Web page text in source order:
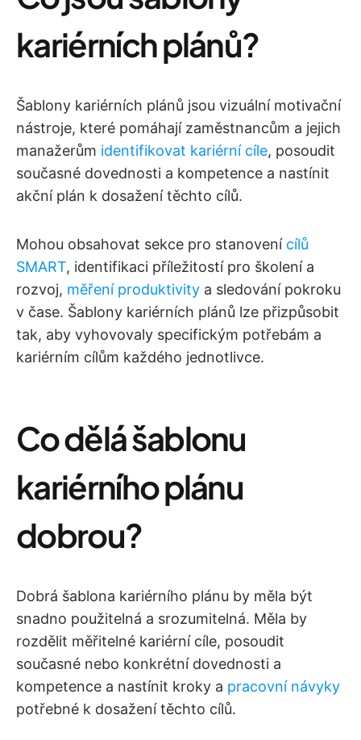
kariérních plánů?
Šablony kariérních plánů jsou vizuální motivační
nástroje, které pomáhají zaměstnancům a jejich
manažerům identifikovat kariérní cíle, posoudit
současné dovednosti a kompetence a nastínit
akční plán k dosažení těchto cílů.
Mohou obsahovat sekce pro stanovení cílů
SMART, identifikaci příležitostí pro školení a
rozvoj, měření produktivity a sledování pokroku
v čase. Šablony kariérních plánů lze přizpůsobit
tak, aby vyhovovaly specifickým potřebám a
kariérním cílům každého jednotlivce.
Co dělá šablonu
kariérního plánu
dobrou?
Dobrá šablona kariérního plánu by měla být
snadno použitelná a srozumitelná. Měla by
rozdělit měřitelné kariérní cíle, posoudit
současné nebo konkrétní dovednosti a
kompetence a nastínit kroky a pracovní návyky
potřebné k dosažení těchto cílů.